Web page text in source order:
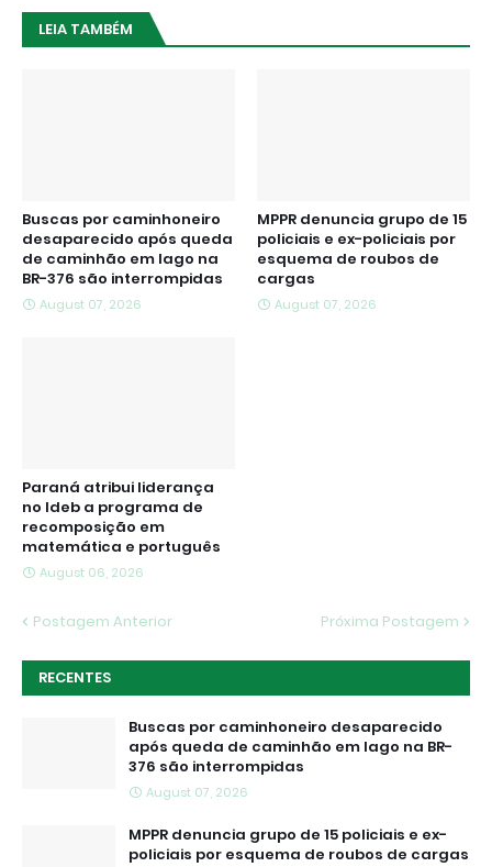
LEIA TAMBÉM
Buscas por caminhoneiro
desaparecido após queda
de caminhão em lago na
BR-376 são interrompidas
August 07, 2026
MPPR denuncia grupo de 15
policiais e ex-policiais por
esquema de roubos de
cargas
August 07, 2026
Paraná atribui liderança
no Ideb a programa de
recomposição em
matemática e português
August 06, 2026
Postagem Anterior Próxima Postagem
RECENTES
Buscas por caminhoneiro desaparecido
após queda de caminhão em lago na BR-
376 são interrompidas
August 07, 2026
MPPR denuncia grupo de 15 policiais e ex-
policiais por esquema de roubos de cargas